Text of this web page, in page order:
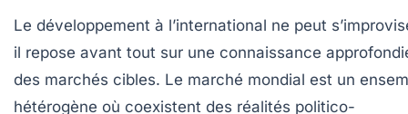
Le développement à l’international ne peut
il repose avant tout sur une connaissance
des marchés cibles. Le marché mondial est un
hétérogène où coexistent des réalités politico-